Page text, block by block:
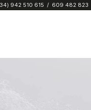
942 510 615 / 609 482 823